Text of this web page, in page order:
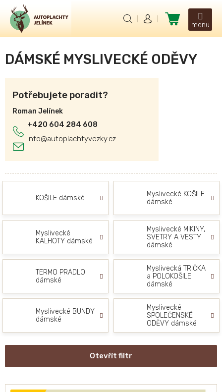
obsah
Nákupní
košík
DÁMSKÉ MYSLIVECKÉ ODĚVY
Potřebujete poradit?
Roman Jelínek
info@autoplachtyvezky.cz
+420 604 284 608
KOŠILE dámské
Myslivecké KOŠILE
dámské
Myslivecké
KALHOTY dámské
Myslivecké MIKINY,
SVETRY A VESTY
dámské
TERMO PRÁDLO
dámské
Myslivecká TRIČKA
a POLOKOŠILE
dámské
Myslivecké BUNDY
dámské
Myslivecké
SPOLEČENSKÉ
ODĚVY dámské
Otevřít filtr
V